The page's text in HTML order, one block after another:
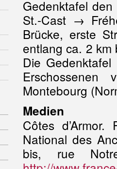
Gedenktafel
St.-Cast →
Brücke, erste
entlang ca. 2 km
Die
Montebourg
Medien
Côtes
National des
bis, rue